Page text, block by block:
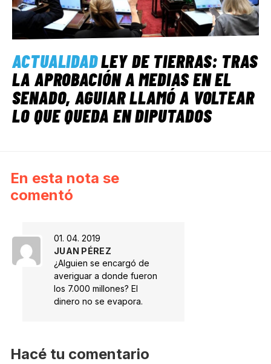
ACTUALIDADLEY DE TIERRAS: TRAS
LA APROBACIÓN A MEDIAS EN EL
SENADO, AGUIAR LLAMÓ A VOLTEAR
LO QUE QUEDA EN DIPUTADOS
En esta nota se
comentó
01. 04. 2019
JUAN PÉREZ
¿Alguien se encargó de
averiguar a donde fueron
los 7.000 millones? El
dinero no se evapora.
Hacé tu comentario